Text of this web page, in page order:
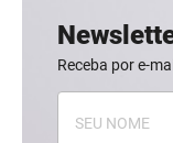
Receba por e-